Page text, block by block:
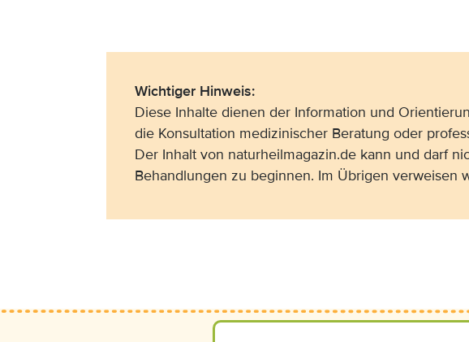
Wichtiger Hinweis:
Diese Inhalte dienen der Information und
die Konsultation medizinischer Beratung oder
Der Inhalt von naturheilmagazin.de kann und darf
Behandlungen zu beginnen. Im Übrigen